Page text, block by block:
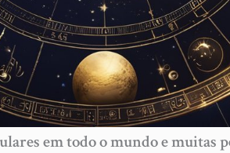
em todo o mundo e muitas